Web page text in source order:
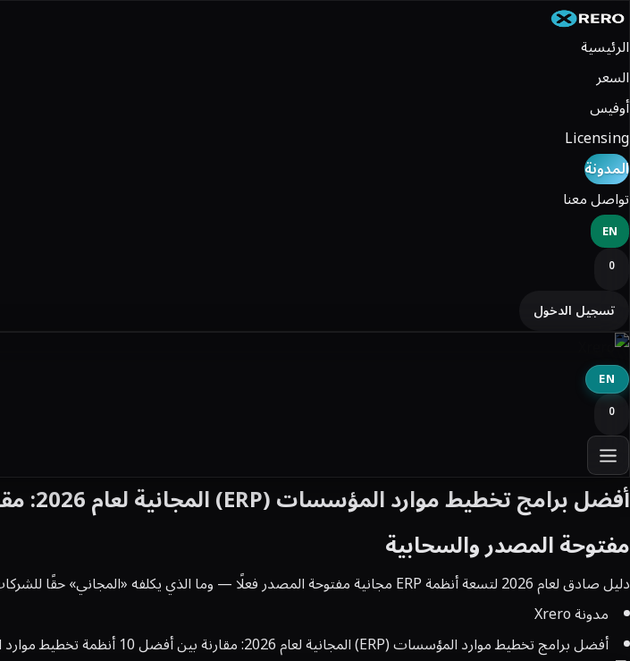
الرئيسية
السعر
أوفيس
Licensing
المدونة
تواصل معنا
EN
0
تسجيل الدخول
EN
0
مفتوحة المصدر والسحابية
دليل صادق لعام 2026 لتسعة أنظمة ERP مجانية مفتوحة المصدر فعلًا — وما الذي يكلفه «المجاني» حقًا للشركات في الإمارات.
مدونة Xrero
أفضل برامج تخطيط موارد المؤسسات (ERP) المجانية لعام 2026: مقارنة بين أفضل 10 أنظمة تخطيط موارد المؤسسات (ERP) مفتوحة المصدر والسحابية